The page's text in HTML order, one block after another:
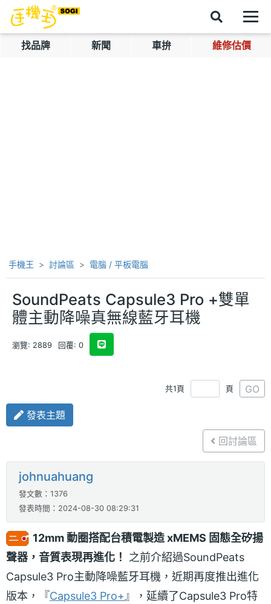
找品牌 新聞 車拚 維修估價
手機王 討論區 電腦 / 平板電腦
SoundPeats Capsule3 Pro +雙單
體主動降噪真無線藍牙耳機
瀏覽: 2889 回覆: 0
共1頁 頁 GO
發表主題
回討論區
johnuahuang
發文數：1376
發表時間：2024-08-30 08:29:31
12mm 動圈搭配台積電製造 xMEMS 固態全矽揚
聲器，音質表現再進化！
之前介紹過SoundPeats
Capsule3 Pro主動降噪藍牙耳機，近期再度推出進化
版本，『Capsule3 Pro+ 』，延續了Capsule3 Pro特